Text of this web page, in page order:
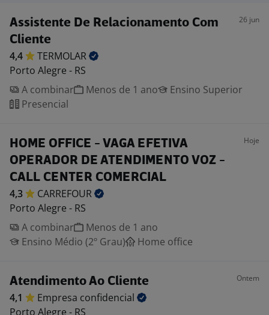
Assistente De Relacionamento Com
Cliente
26 jun
4,4
TERMOLAR
Porto Alegre - RS
A combinar
Menos de 1 ano
Ensino Superior
Presencial
HOME OFFICE - VAGA EFETIVA
OPERADOR DE ATENDIMENTO VOZ -
CALL CENTER COMERCIAL
Hoje
4,3
CARREFOUR
Porto Alegre - RS
A combinar
Menos de 1 ano
Ensino Médio (2º Grau)
Home office
Atendimento Ao Cliente Ontem
4,1 Empresa confidencial
Porto Alegre - RS